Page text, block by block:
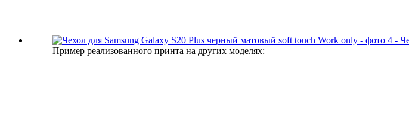
Пример реализованного принта на других моделях: